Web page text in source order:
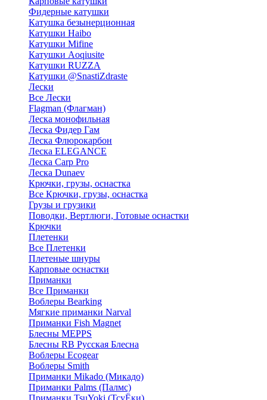
Фидерные катушки
Катушка безынерционная
Катушки Haibo
Катушки Mifine
Катушки Aoqiusite
Катушки RUZZA
Катушки @SnastiZdraste
Лески
Все Лески
Flagman (Флагман)
Леска монофильная
Леска Фидер Гам
Леска Флюрокарбон
Леска ELEGANCE
Леска Carp Pro
Леска Dunaev
Крючки, грузы, оснастка
Все Крючки, грузы, оснастка
Грузы и грузики
Поводки, Вертлюги, Готовые оснастки
Крючки
Плетенки
Все Плетенки
Плетеные шнуры
Карповые оснастки
Приманки
Все Приманки
Воблеры Bearking
Мягкие приманки Narval
Приманки Fish Magnet
Блесны MEPPS
Блесны RB Русская Блесна
Воблеры Ecogear
Воблеры Smith
Приманки Mikado (Микадо)
Приманки Palms (Палмс)
Приманки TsuYoki (ТсуЁки)